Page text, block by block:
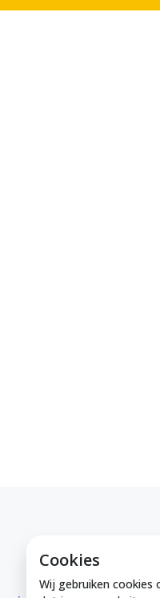
Cookies
Wij gebruiken cookies
E-mail ons